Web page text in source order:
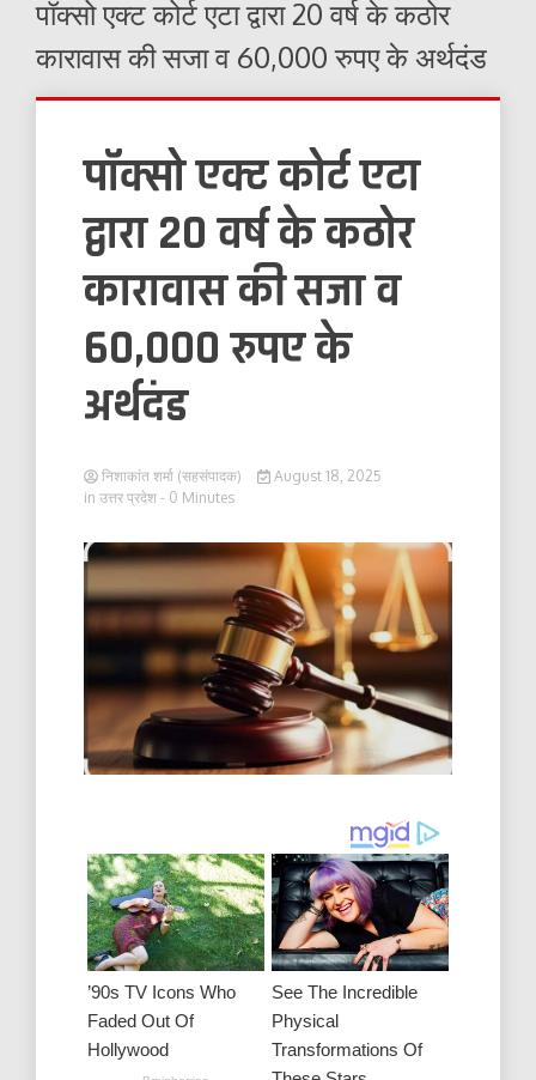
पॉक्सो एक्ट कोर्ट एटा द्वारा 20 वर्ष के कठोर
कारावास की सजा व 60,000 रुपए के अर्थदंड
पॉक्सो एक्ट कोर्ट एटा
द्वारा 20 वर्ष के कठोर
कारावास की सजा व
60,000 रुपए के
अर्थदंड
निशाकांत शर्मा (सहसंपादक)
August 18, 2025
in उत्तर प्रदेश - 0 Minutes